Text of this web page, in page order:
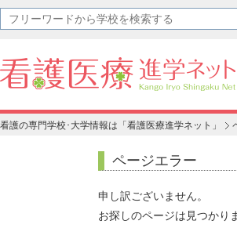
看護の専門学校･大学情報は「看護医療進学ネット」
ページエラー
申し訳ございません。
お探しのページは見つかり